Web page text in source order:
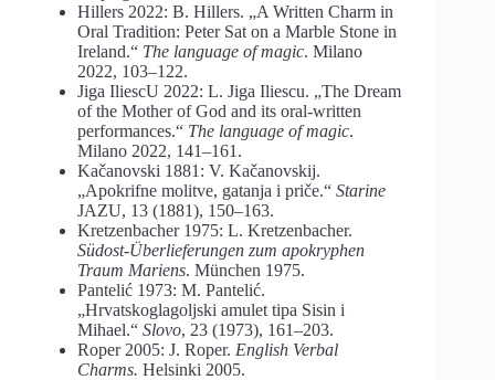
Hillers 2022: B. Hillers. „A Written Charm in
Oral Tradition: Peter Sat on a Marble Stone in
Ireland.“ The language of magic. Milano
2022, 103–122.
Jiga IliescU 2022: L. Jiga Iliescu. „The Dream
of the Mother of God and its oral-written
performances.“ The language of magic.
Milano 2022, 141–161.
Kačanovski 1881: V. Kačanovskij.
„Apokrifne molitve, gatanja i priče.“ Starine
JAZU, 13 (1881), 150–163.
Kretzenbacher 1975: L. Kretzenbacher.
Südost-Überlieferungen zum apokryphen
Traum Mariens. München 1975.
Pantelić 1973: M. Pantelić.
„Hrvatskoglagoljski amulet tipa Sisin i
Mihael.“ Slovo, 23 (1973), 161–203.
Roper 2005: J. Roper. English Verbal
Charms. Helsinki 2005.